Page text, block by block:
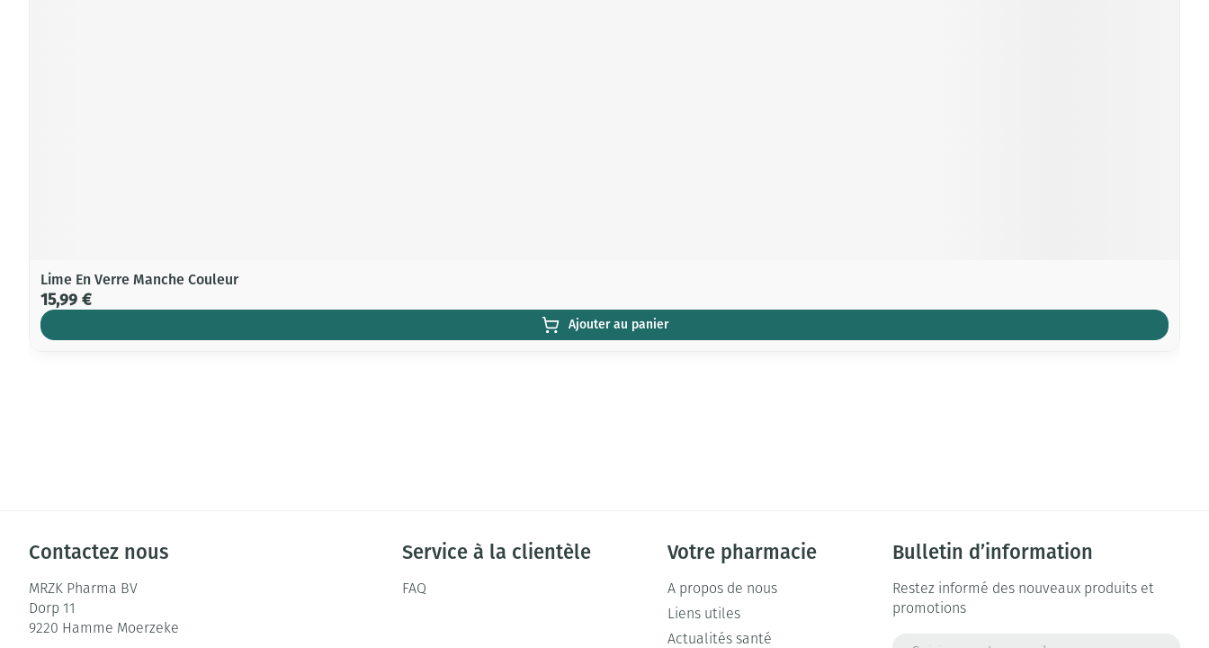
Lime En Verre Manche Couleur
15,99 €
Ajouter au panier
Contactez nous
MRZK Pharma BV
Dorp 11
9220 Hamme Moerzeke
Service à la clientèle
FAQ
Votre pharmacie
A propos de nous
Liens utiles
Actualités santé
Bulletin d’information
Restez informé des nouveaux produits et
promotions